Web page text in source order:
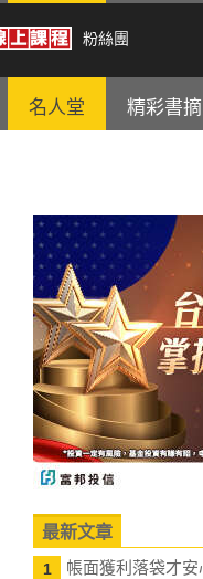
粉絲團
名人堂 精彩書摘
最新文章
1
帳面獲利落袋才